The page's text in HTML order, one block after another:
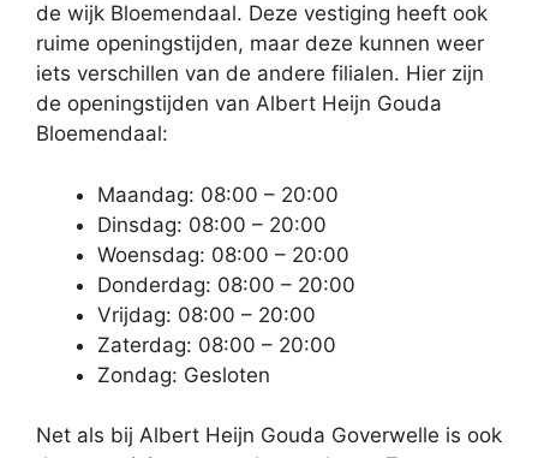
de wijk Bloemendaal. Deze vestiging heeft ook
ruime openingstijden, maar deze kunnen weer
iets verschillen van de andere filialen. Hier zijn
de openingstijden van Albert Heijn Gouda
Bloemendaal:
Maandag: 08:00 – 20:00
Dinsdag: 08:00 – 20:00
Woensdag: 08:00 – 20:00
Donderdag: 08:00 – 20:00
Vrijdag: 08:00 – 20:00
Zaterdag: 08:00 – 20:00
Zondag: Gesloten
Net als bij Albert Heijn Gouda Goverwelle is ook